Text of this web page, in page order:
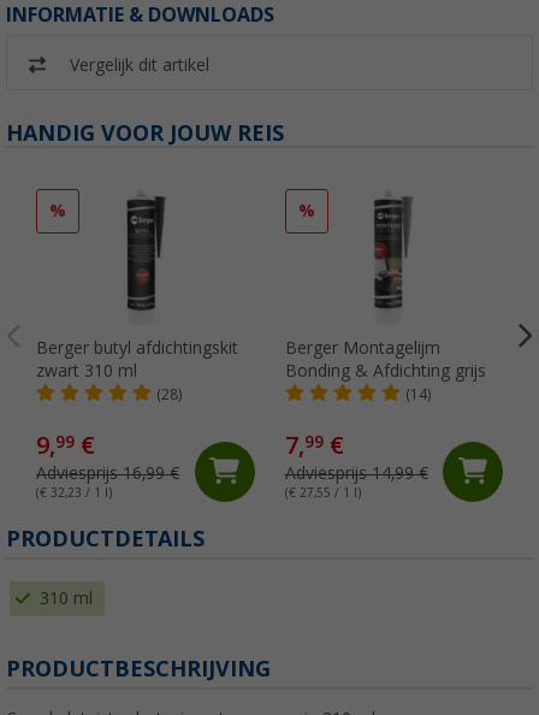
INFORMATIE & DOWNLOADS
Vergelijk dit artikel
HANDIG VOOR JOUW REIS
%
Berger butyl afdichtingskit
zwart 310 ml
(28)
9,99 €
Adviesprijs 16,99 €
(€ 32,23 / 1 l)
%
Berger Montagelijm
Bonding & Afdichting grijs
(14)
7,99€
Adviesprijs 14,99 €
(€ 27,55 / 1 l)
PRODUCTDETAILS
310 ml
PRODUCTBESCHRIJVING